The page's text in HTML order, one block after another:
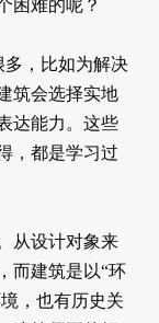
困难的呢？
多，比如为解决
筑会选择实地
达能力。这些
，都是学习过
从设计对象来
而建筑是以“环
，也有历史关